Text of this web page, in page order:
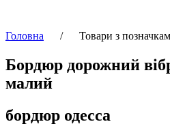
Головна / Товари з
Бордюр дорожний
малий
бордюр одесса